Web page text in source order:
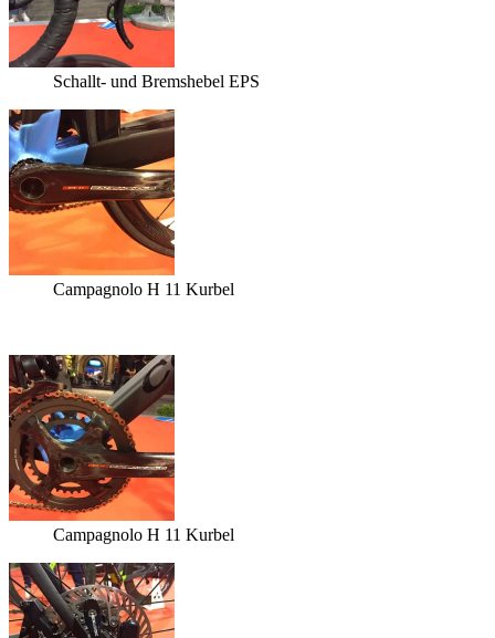
Schallt- und Bremshebel EPS
Campagnolo H 11 Kurbel
Campagnolo H 11 Kurbel